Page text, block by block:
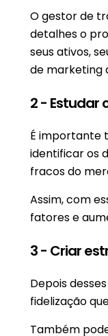
O gestor de
detalhes o
seus ativos,
de marketing
2 - Estudar
É importante
identificar os
fracos do
Assim, com
fatores e
3 - Criar
Depois
fidelização
Também